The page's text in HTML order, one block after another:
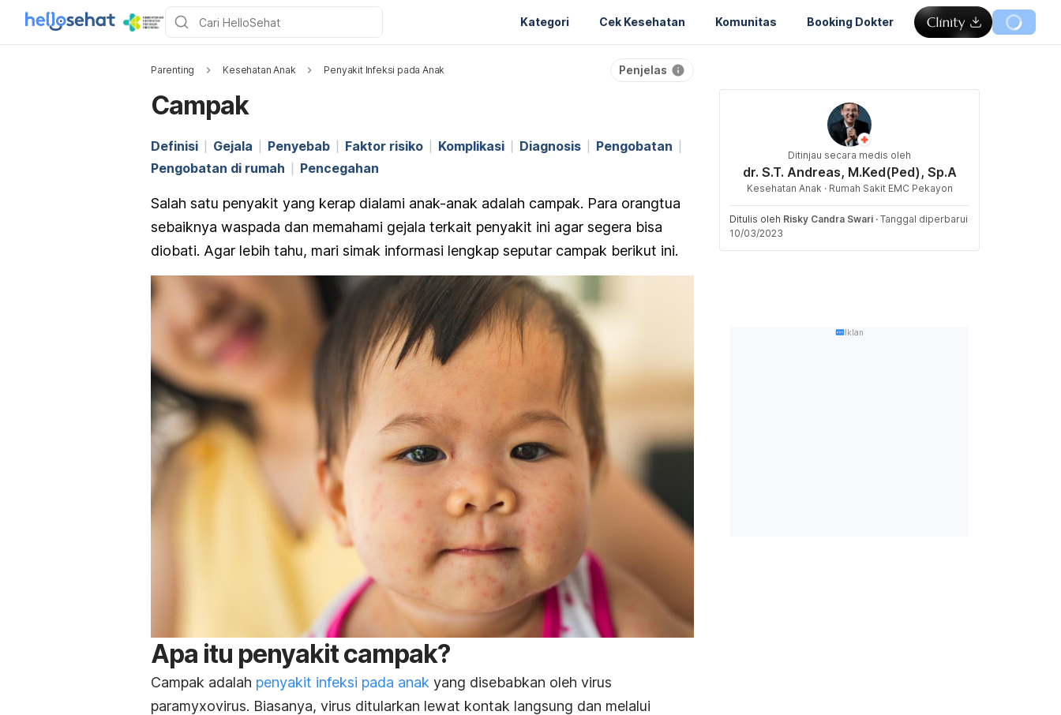
Kategori Cek Kesehatan Komunitas Booking Dokter
Parenting Kesehatan Anak Penyakit Infeksi pada Anak Penjelas
Campak
Definisi Gejala Penyebab Faktor risiko Komplikasi Diagnosis
Pengobatan
Pengobatan di rumah
Pencegahan
Salah satu penyakit yang kerap dialami anak-anak adalah campak. Para orangtua
sebaiknya waspada dan memahami gejala terkait penyakit ini agar segera bisa
diobati. Agar lebih tahu, mari simak informasi lengkap seputar campak berikut ini.
Apa itu penyakit campak?
Campak adalah penyakit infeksi pada anak yang disebabkan oleh virus
paramyxovirus. Biasanya, virus ditularkan lewat kontak langsung dan melalui
Ditinjau secara medis oleh
dr. S.T. Andreas, M.Ked(Ped), Sp.A
Kesehatan Anak · Rumah Sakit EMC Pekayon
Ditulis oleh Risky Candra Swari · Tanggal diperbarui
10/03/2023
Iklan